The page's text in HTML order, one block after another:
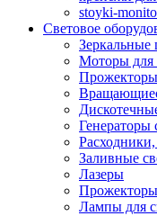
stoyki-
Световое
Моторы для
Генераторы
Заливные
Лазеры
Лампы для